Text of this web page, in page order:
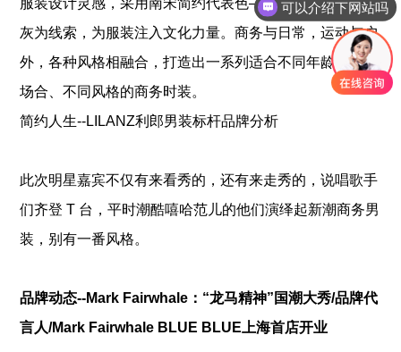
服装设计灵感，采用南宋简约代表色——深浅交织的黑白
灰为线索，为服装注入文化力量。商务与日常，运动与户
外，各种风格相融合，打造出一系列适合不同年龄、不同
场合、不同风格的商务时装。
简约人生--LILANZ利郎男装标杆品牌分析
此次明星嘉宾不仅有来看秀的，还有来走秀的，说唱歌手
们齐登 T 台，平时潮酷嘻哈范儿的他们演绎起新潮商务男
装，别有一番风格。
品牌动态--Mark Fairwhale：“龙马精神”国潮大秀/品牌代
言人/Mark Fairwhale BLUE BLUE上海首店开业
可以介绍下网站吗